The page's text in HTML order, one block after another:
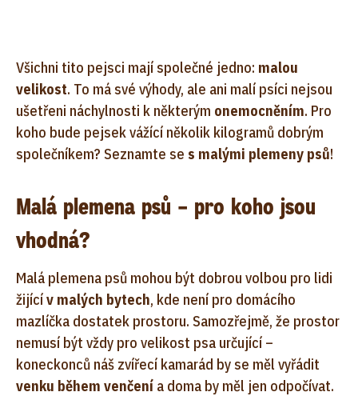
Všichni tito pejsci mají společné jedno: malou
velikost. To má své výhody, ale ani malí psíci nejsou
ušetřeni náchylnosti k některým onemocněním. Pro
koho bude pejsek vážící několik kilogramů dobrým
společníkem? Seznamte se s malými plemeny psů!
Malá plemena psů – pro koho jsou
vhodná?
Malá plemena psů mohou být dobrou volbou pro lidi
žijícív malých bytech, kde není pro domácího
mazlíčka dostatek prostoru. Samozřejmě, že prostor
nemusí být vždy pro velikost psa určující –
koneckonců náš zvířecí kamarád by se měl vyřádit
venku během venčení a doma by měl jen odpočívat.